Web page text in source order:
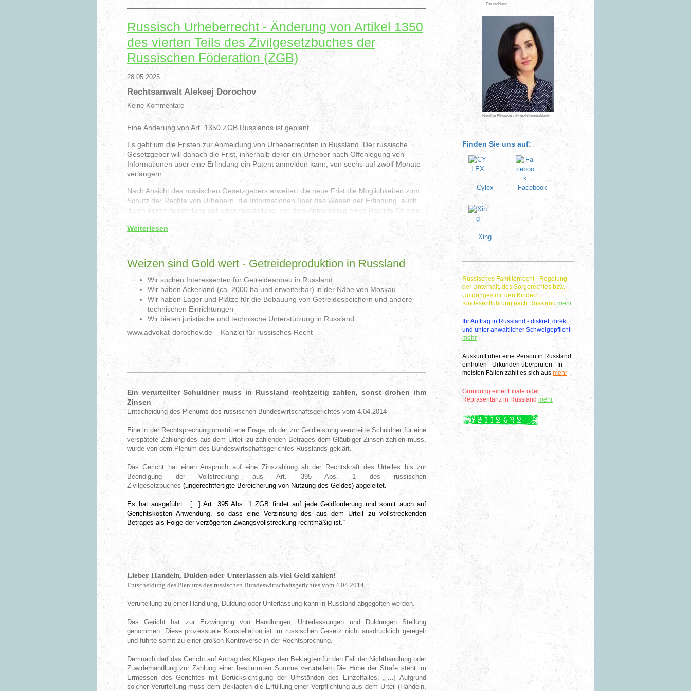
Anzeichen eines Verstoßes direkt von ihren Beamten festgestellt wurden (Artikel 1 Absatz 3
Buchstabe a und Absatz 4 Absatz 3 des Entwurfs).
Bisher wurde in Russland die Haftung für den Verkauf von Energydrinks an Minderjährige
nur in einigen Regionen, beispielsweise in St. Petersburg, eingeführt. Die Bußgelder sind
dort jedoch deutlich niedriger.
Aleksej Dorochov – Ihr Anwalt für Russland
Russisch Urheberrecht - Änderung von Artikel 1350
des vierten Teils des Zivilgesetzbuches der
Russischen Föderation (ZGB)
28.05.2025
Rechtsanwalt Aleksej Dorochov
Keine Kommentare
Eine Änderung von Art. 1350 ZGB Russlands ist geplant.
Es geht um die Fristen zur Anmeldung von Urheberrechten in Russland. Der russische
Gesetzgeber will danach die Frist, innerhalb derer ein Urheber nach Offenlegung von
Informationen über eine Erfindung ein Patent anmelden kann, von sechs auf zwölf Monate
verlängern.
Nach Ansicht des russischen Gesetzgebers erweitert die neue Frist die Möglichkeiten zum
Schutz der Rechte von Urhebern, die Informationen über das Wesen der Erfindung, auch
durch deren Ausstellung auf einer Ausstellung, vor dem Anmeldetag eines Patents für eine
Erfindung offengelegt haben.
Aleksej Dorochov – Ihr Anwalt für Russland
Weiterlesen
Weizen sind Gold wert - Getreideproduktion in Russland
Wir suchen Interessenten für Getreideanbau in Russland
Wir haben Ackerland (ca. 2000 ha und erweiterbar) in der Nähe von Moskau
Wir haben Lager und Plätze für die Bebauung von Getreidespeichern und andere
technischen Einrichtungen
Wir bieten juristische und technische Unterstützung in Russland
www.advokat-dorochov.de – Kanzlei für russisches Recht
Ein verurteilter Schuldner muss in Russland rechtzeitig zahlen, sonst drohen ihm
Zinsen
Entscheidung des Plenums des russischen Bundeswirtschaftsgerichtes vom 4.04.2014
Eine in der Rechtsprechung umstrittene Frage, ob der zur Geldleistung verurteilte Schuldner für eine
verspätete Zahlung des aus dem Urteil zu zahlenden Betrages dem Gläubiger Zinsen zahlen muss,
wurde von dem Plenum des Bundeswirtschaftsgerichtes Russlands geklärt.
Das Gericht hat einen Anspruch auf eine Zinszahlung ab der Rechtskraft des Urteiles bis zur
Beendigung der Vollstreckung aus Art. 395 Abs. 1 des russischen
Zivilgesetzbuches (ungerechtfertigte Bereicherung von Nutzung des Geldes) abgeleitet.
Es hat ausgeführt: „[...] Art. 395 Abs. 1 ZGB findet auf jede Geldforderung und somit auch auf
Gerichtskosten Anwendung, so dass eine Verzinsung des aus dem Urteil zu vollstreckenden
Betrages als Folge der verzögerten Zwangsvollstreckung rechtmäßig ist.“
Lieber Handeln, Dulden oder Unterlassen als viel Geld zahlen!
Entscheidung des Plenums des russischen Bundeswirtschaftsgerichtes vom 4.04.2014
Verurteilung zu einer Handlung, Duldung oder Unterlassung kann in Russland abgegolten werden.
Das Gericht hat zur Erzwingung von Handlungen, Unterlassungen und Duldungen Stellung
genommen. Diese prozessuale Konstellation ist im russischen Gesetz nicht ausdrücklich geregelt
und führte somit zu einer großen Kontroverse in der Rechtsprechung.
Demnach darf das Gericht auf Antrag des Klägers den Beklagten für den Fall der Nichthandlung oder
Zuwiderhandlung zur Zahlung einer bestimmten Summe verurteilen. Die Höhe der Strafe steht im
Ermessen des Gerichtes mit Berücksichtigung der Umständen des Einzelfalles. „[…] Aufgrund
solcher Verurteilung muss dem Beklagten die Erfüllung einer Verpflichtung aus dem Urteil (Handeln,
Deutschland
Natalija Eliseeva - Immobilienmaklerin
Finden Sie uns auf:
Cylex Facebook
Xing
Russisches Familienrecht - Regelung
der Unterhalt, des Sorgerechtes bzw.
Umganges mit den Kindern,
Kindesentführung nach Russland mehr
Ihr Auftrag in Russland - diskret, direkt
und unter anwaltlicher Schweigepflicht
mehr
Auskunft über eine Person in Russland
einholen - Urkunden überprüfen - In
meisten Fällen zahlt es sich aus mehr
Gründung einer Filiale oder
Repräsentanz in Russland mehr